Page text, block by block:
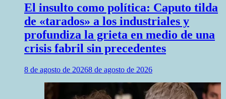
El insulto como política: Caputo tilda
de «tarados» a los industriales y
profundiza la grieta en medio de una
crisis fabril sin precedentes
8 de agosto de 20268 de agosto de 2026